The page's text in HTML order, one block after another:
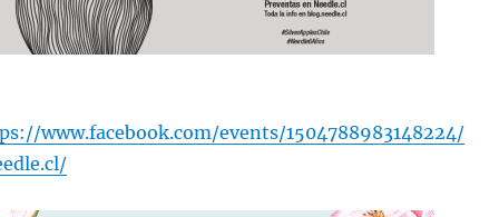
www.facebook.com/events/1504788983148224/